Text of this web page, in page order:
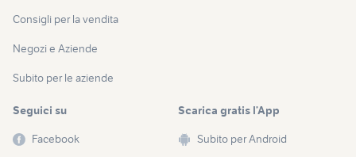
Consigli per la vendita
Negozi e Aziende
Subito per le aziende
Seguici su
Facebook
Scarica gratis l’App
Subito per Android